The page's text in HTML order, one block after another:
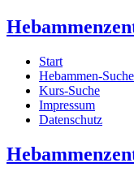
Start
Hebammen-Suche
Kurs-Suche
Impressum
Datenschutz